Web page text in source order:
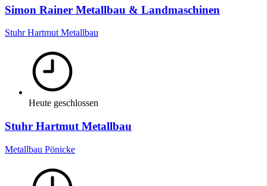
Simon Rainer Metallbau & Landmaschinen
Stuhr Hartmut Metallbau
Heute geschlossen
Stuhr Hartmut Metallbau
Metallbau Pönicke